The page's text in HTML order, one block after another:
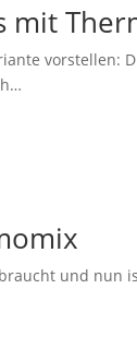
mit
vorstellen:
und nun